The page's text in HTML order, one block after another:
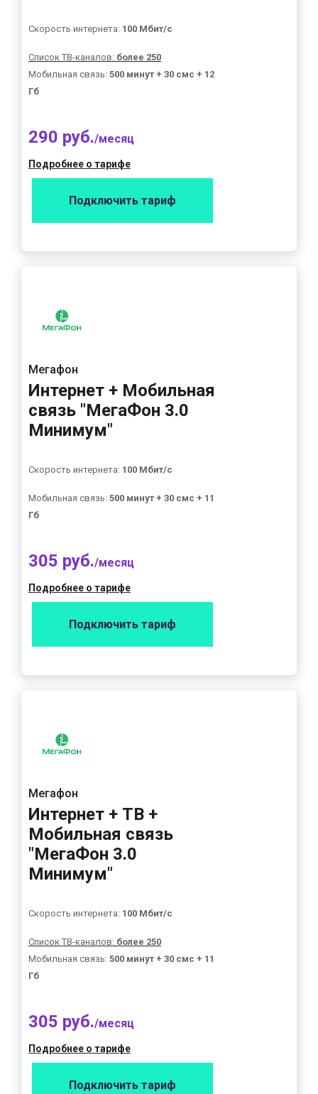
Скорость интернета: 100 Мбит/с
Список ТВ-каналов: более 250
Мобильная связь: 500 минут + 30 смс + 12
Гб
290 руб./месяц
Подробнее о тарифе
Подключить тариф
Мегафон
Интернет + Мобильная
связь "МегаФон 3.0
Минимум"
Скорость интернета: 100 Мбит/с
Мобильная связь: 500 минут + 30 смс + 11
Гб
305 руб./месяц
Подробнее о тарифе
Подключить тариф
Мегафон
Интернет + ТВ +
Мобильная связь
"МегаФон 3.0
Минимум"
Скорость интернета: 100 Мбит/с
Список ТВ-каналов: более 250
Мобильная связь: 500 минут + 30 смс + 11
Гб
305 руб./месяц
Подробнее о тарифе
Подключить тариф